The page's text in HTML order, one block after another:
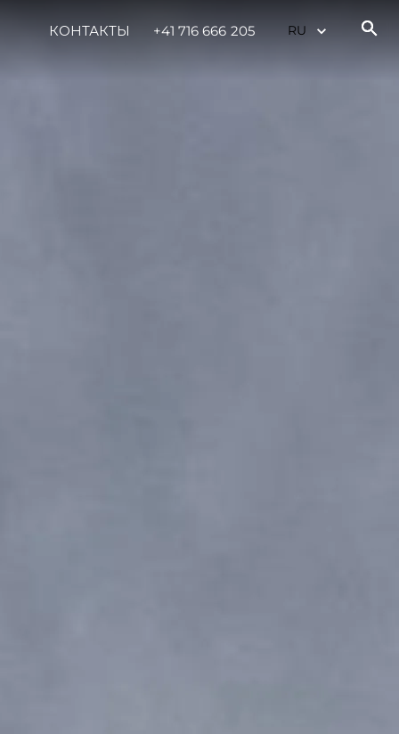
КОНТАКТЫ +41 716 666 205